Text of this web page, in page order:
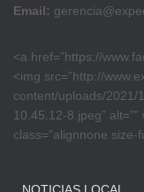
Email:
<a href=”https://
<img src=”http://
content/uploads/2021/
10.45.12-8.jpeg” alt=””
class=”alignnone size-